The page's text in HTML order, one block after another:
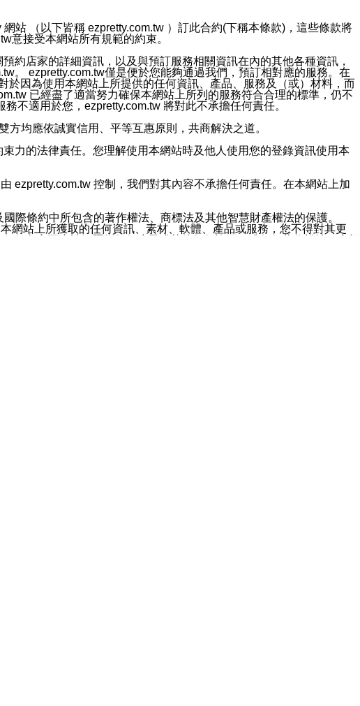
您能依照該資料或電子郵件所指示之方法、說明或功能連結，隨時
個條件者，將可收到通知型訊息。
站 （以下皆稱 ezpretty.com.tw ）訂此合約(下稱本條款)，這些條款將
意接受本網站所有規範的約束。
約店家的詳細資訊，以及與預訂服務相關資訊在內的其他各種資訊，
。 ezpretty.com.tw僅是便於您能夠通過我們，預訂相對應的服務。在
因為使用本網站上所提供的任何資訊、產品、服務及（或）材料，而
已經盡了適當努力確保本網站上所列的服務符合合理的標準，仍不
不適用於您，ezpretty.com.tw 將對此不承擔任何責任。
均應依誠實信用、平等互惠原則，共商解決之道。
力的法律責任。您理解使用本網站時及他人使用您的登錄資訊使用本
ezpretty.com.tw 控制，我們對其內容不承擔任何責任。在本網站上加
際條約中所包含的著作權法、商標法及其他智慧財產權法的保護。
網站上所獲取的任何資訊、素材、軟體、產品或服務，您不得對其更